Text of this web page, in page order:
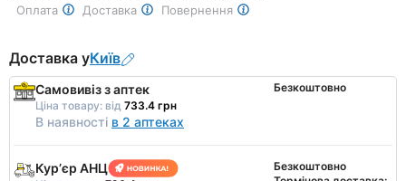
Оплата
Доставка Повернення
Доставка уКиїв
Самовивіз з аптек
Ціна товару: від 733.4 грн
В наявності в 2 аптеках
Безкоштовно
Курʼєр АНЦ
Безкоштовно